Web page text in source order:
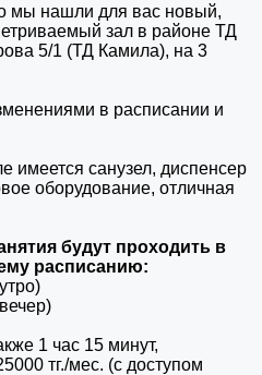
мы нашли для вас новый,
зал в районе ТД
5/1 (ТД Камила), на 3
в расписании и
имеется санузел, диспенсер
оборудование, отличная
будут проходить в
расписанию:
1 час 15 минут,
тг./мес. (с доступом